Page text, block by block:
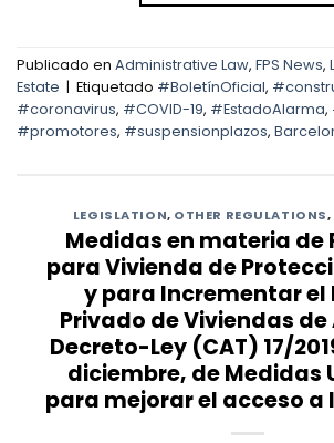
Publicado en Administrative Law, FPS News,
Estate | Etiquetado #BoletínOficial,
#coronavirus, #COVID-19, #EstadoAlarma,
#promotores, #suspensionplazos,
LEGISLATION, OTHER REGULATIONS,
Medidas en materia de
para Vivienda de
y para Incrementar el
Privado de Viviendas de
Decreto-Ley (CAT) 17/
diciembre, de Medidas
para mejorar el acceso a